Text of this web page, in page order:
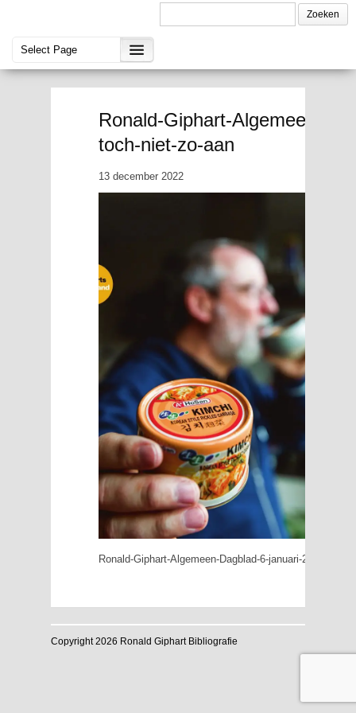
Ronald-Giphart-Algemeen-
toch-niet-zo-aan
13 december 2022
Ronald-Giphart-Algemeen-Dagblad-6-januari-2018-Stel-
Copyright 2026 Ronald Giphart Bibliografie